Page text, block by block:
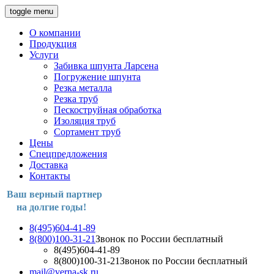
toggle menu
О компании
Продукция
Услуги
Забивка шпунта Ларсена
Погружение шпунта
Резка металла
Резка труб
Пескоструйная обработка
Изоляция труб
Сортамент труб
Цены
Спецпредложения
Доставка
Контакты
Ваш верный партнер
на долгие годы!
8(495)604-41-89
8(800)100-31-21Звонок по России бесплатный
8(495)604-41-89
8(800)100-31-21Звонок по России бесплатный
mail@verna-sk.ru